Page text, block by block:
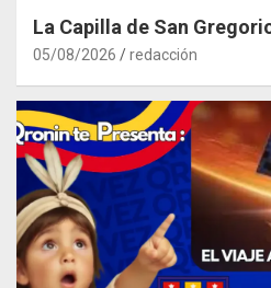
La Capilla de San
05/08/2026 redacción